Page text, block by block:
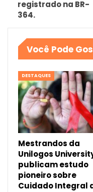
registrado na BR-
364.
Você Pode
DESTAQUES
Mestrandos da
Unilogos
publicam estudo
pioneiro sobre
Cuidado Integral